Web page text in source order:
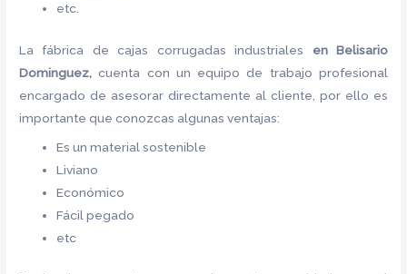
etc.
La fábrica decajas corrugadas industriales en Belisario
Dominguez,cuenta con un equipo de trabajo profesional
encargado de asesorar directamente al cliente, por ello es
importante que conozcas algunas ventajas:
Es un material sostenible
Liviano
Económico
Fácil pegado
etc